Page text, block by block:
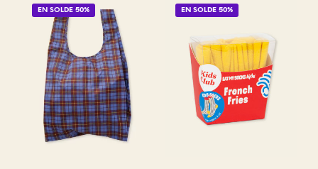
EN SOLDE 50% EN SOLDE 50%